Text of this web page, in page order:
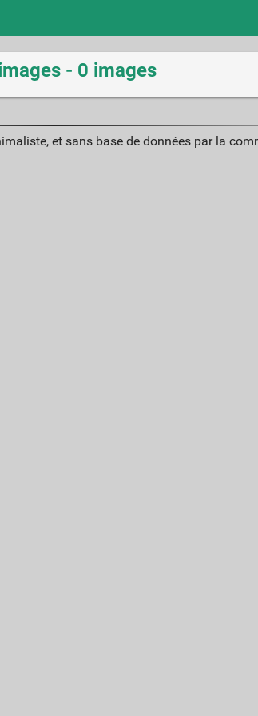
- 0 images
et sans base de données par la